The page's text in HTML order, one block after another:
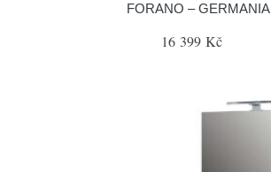
FORANO – GERMANIA
16 399 Kč